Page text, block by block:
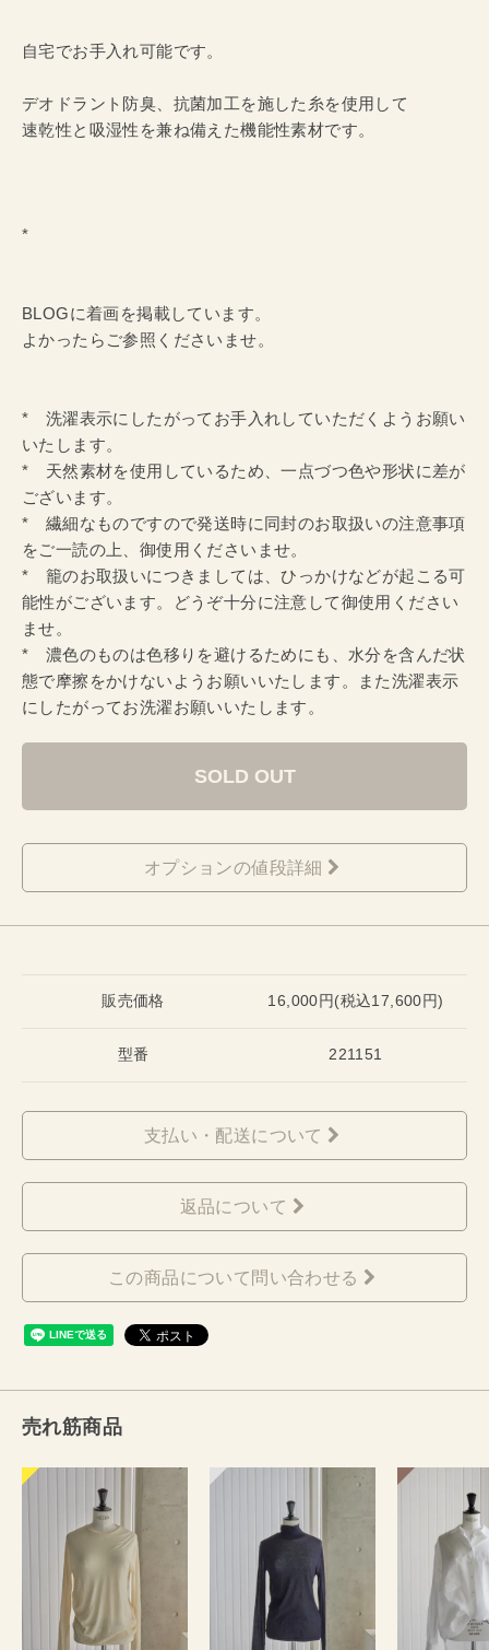
自宅でお手入れ可能です。
デオドラント防臭、抗菌加工を施した糸を使用して
速乾性と吸湿性を兼ね備えた機能性素材です。
*
BLOGに着画を掲載しています。
よかったらご参照くださいませ。
* 洗濯表示にしたがってお手入れしていただくようお願い
いたします。
* 天然素材を使用しているため、一点づつ色や形状に差が
ございます。
* 繊細なものですので発送時に同封のお取扱いの注意事項
をご一読の上、御使用くださいませ。
* 籠のお取扱いにつきましては、ひっかけなどが起こる可
能性がございます。どうぞ十分に注意して御使用ください
ませ。
* 濃色のものは色移りを避けるためにも、水分を含んだ状
態で摩擦をかけないようお願いいたします。また洗濯表示
にしたがってお洗濯お願いいたします。
SOLD OUT
オプションの値段詳細
販売価格 16,000円(税込17,600円)
型番 221151
支払い・配送について
返品について
この商品について問い合わせる
売れ筋商品